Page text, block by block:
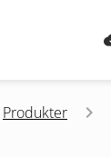
Produkter